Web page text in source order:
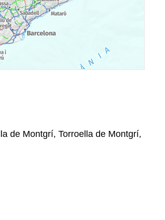
de Montgrí, Torroella de Montgrí,